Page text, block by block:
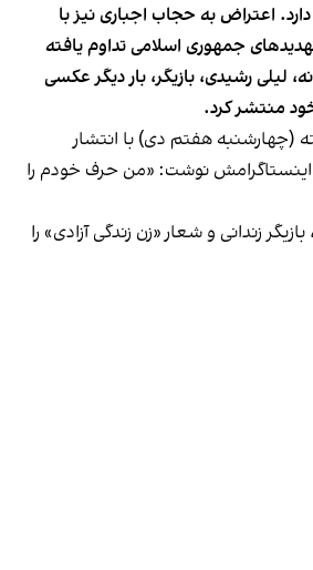
دارد. اعتراض به حجاب اجباری نیز با
جمهوری اسلامی تداوم یافته
لیلی رشیدی، بازیگر، بار دیگر عکسی
منتشر کرد.
هفتم دی) با انتشار
نوشت: «من حرف خودم را
زندانی و شعار «زن زندگی آزادی» را